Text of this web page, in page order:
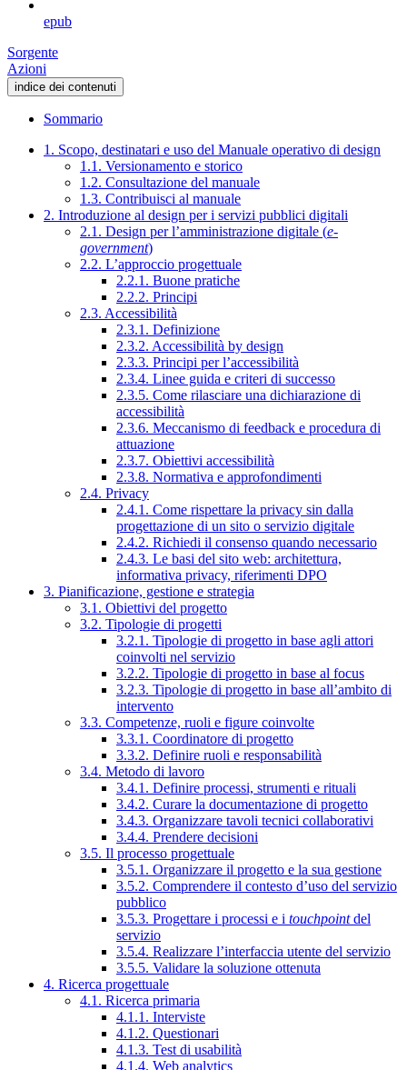
epub
Sorgente
Azioni
indice dei contenuti
Sommario
1. Scopo, destinatari e uso del Manuale operativo di design
1.1. Versionamento e storico
1.2. Consultazione del manuale
1.3. Contribuisci al manuale
2. Introduzione al design per i servizi pubblici digitali
2.1. Design per l’amministrazione digitale (e-
government)
2.2. L’approccio progettuale
2.2.1. Buone pratiche
2.2.2. Principi
2.3. Accessibilità
2.3.1. Definizione
2.3.2. Accessibilità by design
2.3.3. Principi per l’accessibilità
2.3.4. Linee guida e criteri di successo
2.3.5. Come rilasciare una dichiarazione di
accessibilità
2.3.6. Meccanismo di feedback e procedura di
attuazione
2.3.7. Obiettivi accessibilità
2.3.8. Normativa e approfondimenti
2.4. Privacy
2.4.1. Come rispettare la privacy sin dalla
progettazione di un sito o servizio digitale
2.4.2. Richiedi il consenso quando necessario
2.4.3. Le basi del sito web: architettura,
informativa privacy, riferimenti DPO
3. Pianificazione, gestione e strategia
3.1. Obiettivi del progetto
3.2. Tipologie di progetti
3.2.1. Tipologie di progetto in base agli attori
coinvolti nel servizio
3.2.2. Tipologie di progetto in base al focus
3.2.3. Tipologie di progetto in base all’ambito di
intervento
3.3. Competenze, ruoli e figure coinvolte
3.3.1. Coordinatore di progetto
3.3.2. Definire ruoli e responsabilità
3.4. Metodo di lavoro
3.4.1. Definire processi, strumenti e rituali
3.4.2. Curare la documentazione di progetto
3.4.3. Organizzare tavoli tecnici collaborativi
3.4.4. Prendere decisioni
3.5. Il processo progettuale
3.5.1. Organizzare il progetto e la sua gestione
3.5.2. Comprendere il contesto d’uso del servizio
pubblico
3.5.3. Progettare i processi e i touchpointdel
servizio
3.5.4. Realizzare l’interfaccia utente del servizio
3.5.5. Validare la soluzione ottenuta
4. Ricerca progettuale
4.1. Ricerca primaria
4.1.1. Interviste
4.1.2. Questionari
4.1.3. Test di usabilità
4.1.4. Web analytics